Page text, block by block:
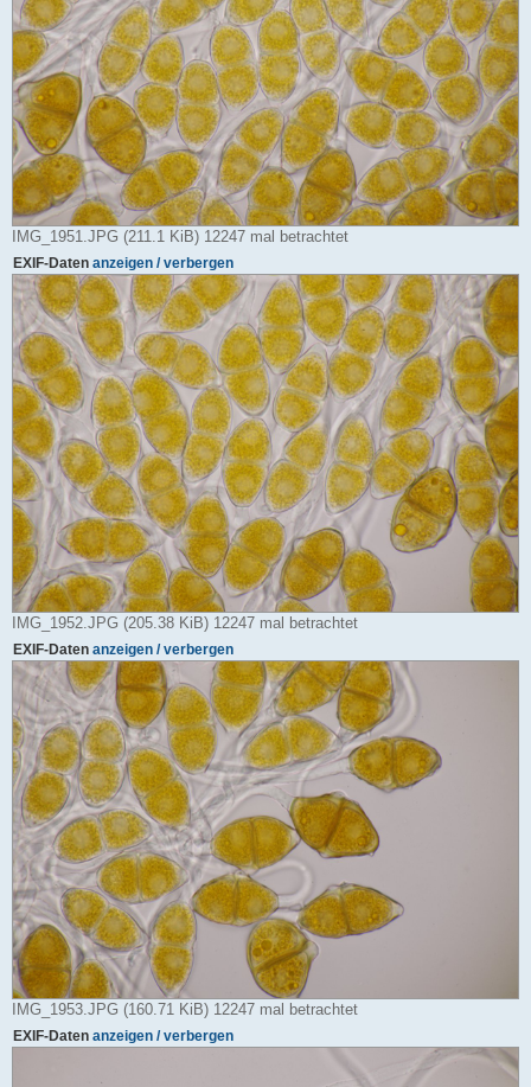
IMG_1951.JPG (211.1 KiB) 12247 mal betrachtet
EXIF-Daten anzeigen / verbergen
IMG_1952.JPG (205.38 KiB) 12247 mal betrachtet
EXIF-Daten anzeigen / verbergen
IMG_1953.JPG (160.71 KiB) 12247 mal betrachtet
EXIF-Daten anzeigen / verbergen